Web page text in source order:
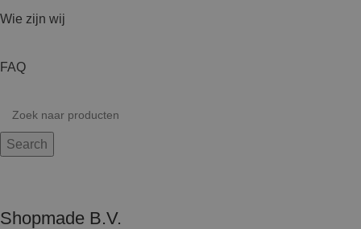
Wie zijn wij
FAQ
Search
Shopmade B.V.